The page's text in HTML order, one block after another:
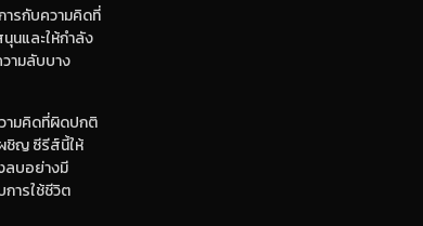
ารกับความคิดที่
นและให้กำลัง
วามลับบาง
วามคิดที่ผิดปกติ
ผชิญ ซีรีส์นี้ให้
ลบอย่างมี
ารใช้ชีวิต